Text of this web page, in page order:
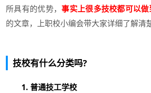
所具有的优势，事实上很多技校都可以
的文章，上职校小编会带大家详细了解清
技校有什么分类吗?
1. 普通技工学校